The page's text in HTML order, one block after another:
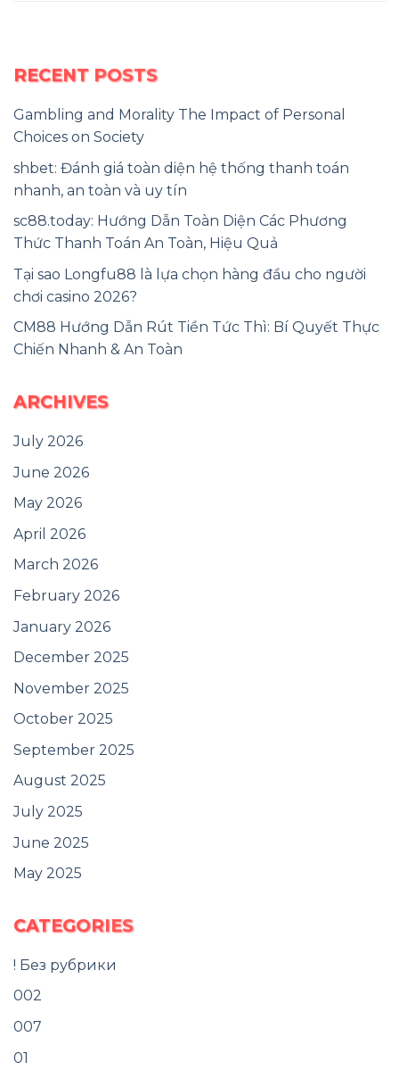
RECENT POSTS
Gambling and Morality The Impact of Personal
Choices on Society
shbet: Đánh giá toàn diện hệ thống thanh toán
nhanh, an toàn và uy tín
sc88.today: Hướng Dẫn Toàn Diện Các Phương
Thức Thanh Toán An Toàn, Hiệu Quả
Tại sao Longfu88 là lựa chọn hàng đầu cho người
chơi casino 2026?
CM88 Hướng Dẫn Rút Tiền Tức Thì: Bí Quyết Thực
Chiến Nhanh & An Toàn
ARCHIVES
July 2026
June 2026
May 2026
April 2026
March 2026
February 2026
January 2026
December 2025
November 2025
October 2025
September 2025
August 2025
July 2025
June 2025
May 2025
CATEGORIES
! Без рубрики
002
007
01